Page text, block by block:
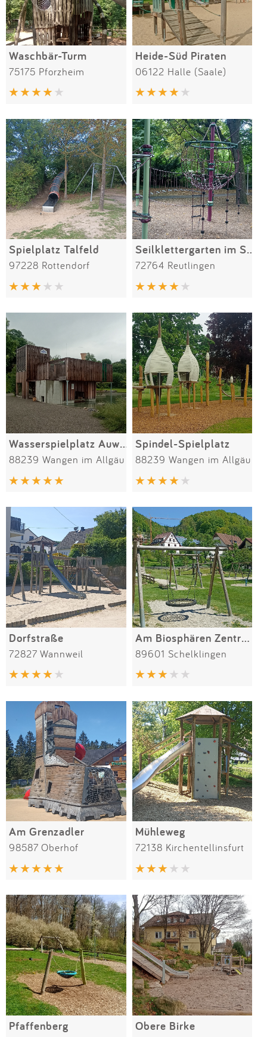
Waschbär-Turm
75175 Pforzheim
Heide-Süd Piraten
06122 Halle (Saale)
Spielplatz Talfeld
97228 Rottendorf
Seilklettergarten im Stadtpark
72764 Reutlingen
Wasserspielplatz Auwiesenweg
88239 Wangen im Allgäu
Spindel-Spielplatz
88239 Wangen im Allgäu
Dorfstraße
72827 Wannweil
Am Biosphären Zentrum
89601 Schelklingen
Am Grenzadler
98587 Oberhof
Mühleweg
72138 Kirchentellinsfurt
Pfaffenberg Obere Birke